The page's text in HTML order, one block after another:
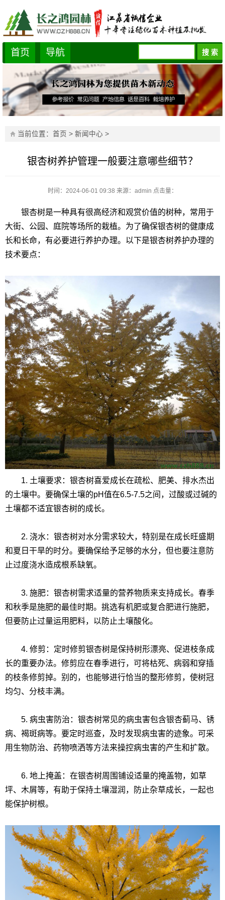
首页 导航
当前位置： 首页 > 新闻中心 >
银杏树养护管理一般要注意哪些细节？
时间：2024-06-01 09:38 来源：admin 点击量：
银杏树是一种具有很高经济和观赏价值的树种，常用于
大街、公园、庭院等场所的栽植。为了确保银杏树的健康成
长和长命，有必要进行养护办理。以下是银杏树养护办理的
技术要点：
1. 土壤要求：银杏树喜爱成长在疏松、肥美、排水杰出
的土壤中。要确保土壤的pH值在6.5-7.5之间，过酸或过碱的
土壤都不适宜银杏树的成长。
2. 浇水：银杏树对水分需求较大，特别是在成长旺盛期
和夏日干旱的时分。要确保给予足够的水分，但也要注意防
止过度浇水造成根系缺氧。
3. 施肥：银杏树需求适量的营养物质来支持成长。春季
和秋季是施肥的最佳时期。挑选有机肥或复合肥进行施肥，
但要防止过量运用肥料，以防止土壤酸化。
4. 修剪：定时修剪银杏树是保持树形漂亮、促进枝条成
长的重要办法。修剪应在春季进行，可将枯死、病弱和穿插
的枝条修剪掉。别的，也能够进行恰当的整形修剪，使树冠
均匀、分枝丰满。
5. 病虫害防治：银杏树常见的病虫害包含银杏蓟马、锈
病、褐斑病等。要定时巡查，及时发现病虫害的迹象。可采
用生物防治、药物喷洒等方法来操控病虫害的产生和扩散。
6. 地上掩盖：在银杏树周围铺设适量的掩盖物，如草
坪、木屑等，有助于保持土壤湿润，防止杂草成长，一起也
能保护树根。